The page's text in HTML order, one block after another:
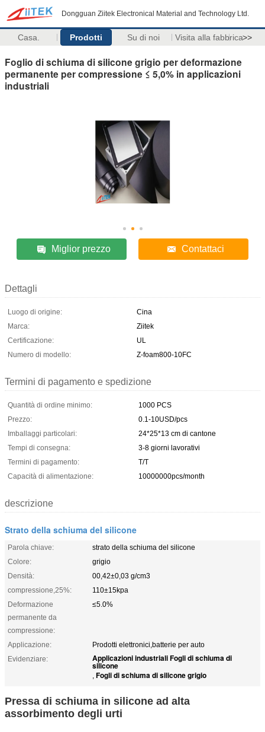
Dongguan Ziitek Electronical Material and Technology Ltd.
Casa. Prodotti Su di noi Visita alla fabbrica>>
Foglio di schiuma di silicone grigio per deformazione
permanente per compressione ≤ 5,0% in applicazioni
industriali
Miglior prezzo Contattaci
Dettagli
Luogo di origine:
Cina
Marca:
Ziitek
Certificazione:
UL
Numero di modello:
Z-foam800-10FC
Termini di pagamento e spedizione
Quantità di ordine minimo:
1000 PCS
Prezzo:
0.1-10USD/pcs
Imballaggi particolari:
24*25*13 cm di cantone
Tempi di consegna:
3-8 giorni lavorativi
Termini di pagamento:
T/T
Capacità di alimentazione:
10000000pcs/month
descrizione
Strato della schiuma del silicone
Parola chiave:
strato della schiuma del silicone
Colore:
grigio
Densità:
00,42±0,03 g/cm3
compressione,25%:
110±15kpa
Deformazione
permanente da
compressione:
≤5.0%
Applicazione:
Prodotti elettronici,batterie per auto
Evidenziare:
Applicazioni industriali Fogli di schiuma di
silicone
, Fogli di schiuma di silicone grigio
Pressa di schiuma in silicone ad alta
assorbimento degli urti